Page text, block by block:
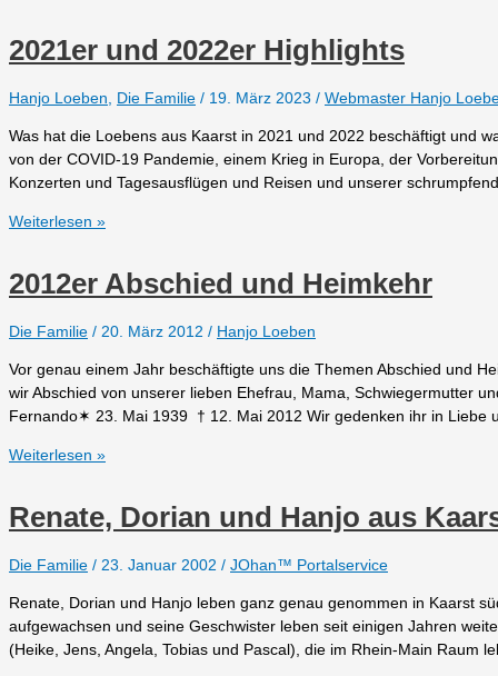
2021er und 2022er Highlights
Hanjo Loeben Die Familie / 19. März 2023 / Webmaster Hanjo
Was hat die Loebens aus Kaarst in 2021 und 2022 beschäftigt und
von der COVID-19 Pandemie, einem Krieg in Europa, der
Konzerten und Tagesausflügen und Reisen und unserer
2021er
Highlights
Weiterlesen »
2012er Abschied und Heimkehr
Die Familie / 20. März 2012 / Hanjo Loeben
Vor genau einem Jahr beschäftigte uns die Themen Abschied und
wir Abschied von unserer lieben Ehefrau, Mama, Schwiegermutter
Fernando✶ 23. Mai 1939 † 12. Mai 2012 Wir gedenken ihr in Liebe
2012er
Heimkehr
Weiterlesen »
Renate, Dorian und Hanjo aus
Die Familie / 23. Januar 2002 / JOhan™ Portalservice
Renate, Dorian und Hanjo leben ganz genau genommen in Kaarst
aufgewachsen und seine Geschwister leben seit einigen Jahren
(Heike, Jens, Angela, Tobias und Pascal), die im Rhein-Main Raum